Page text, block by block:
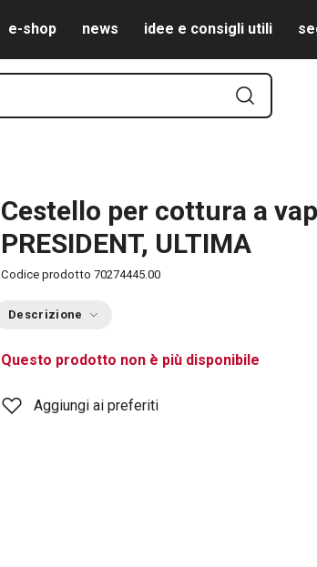
e-shop news idee e consigli utili
Cestello per cottura a
PRESIDENT, ULTIMA
Codice prodotto 70274445.00
Descrizione
Questo prodotto non è più disponibile
Aggiungi ai preferiti